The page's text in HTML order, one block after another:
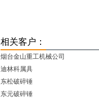
相关客户：
烟台金山重工机械公司
迪林科属具
东松破碎锤
东元破碎锤